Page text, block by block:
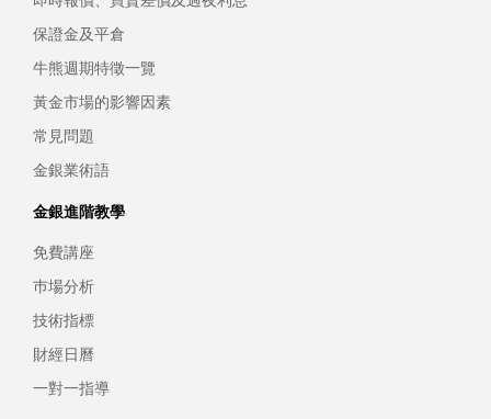
保證金及平倉
牛熊週期特徵一覽
黃金市場的影響因素
常見問題
金銀業術語
金銀進階教學
免費講座
巿場分析
技術指標
財經日曆
一對一指導